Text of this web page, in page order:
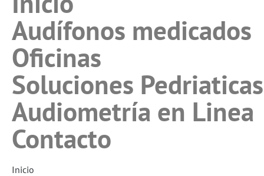
Audífonos medicados
Oficinas
Soluciones Pedriaticas
Audiometría en Linea
Contacto
Inicio